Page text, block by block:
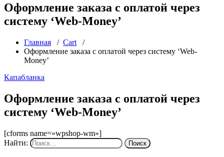
Оформление заказа с оплатой через
систему ‘Web-Money’
Главная / Cart /
Оформление заказа с оплатой через систему ‘Web-
Money’
Капабланка
Оформление заказа с оплатой через
систему ‘Web-Money’
[cforms name=»wpshop-wm»]
Найти: